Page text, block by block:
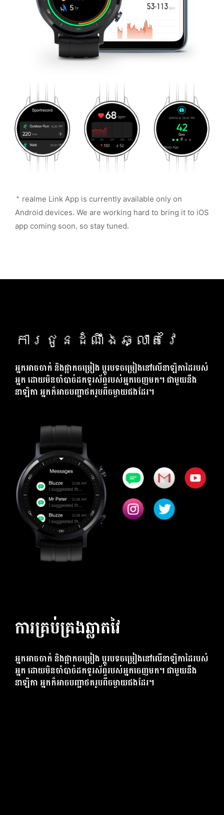
* realme Link App is currently available only on
Android devices. We are working hard to bring it to iOS
app coming soon, so stay tuned.
ការជូនដំណឹងឆ្លាតវៃ
អ្នកអាចចាក់ និងផ្អាកចម្រៀង ប្តូរបទចម្រៀងនៅលើនាឡិកាដៃរបស់
អ្នក ដោយមិនចាំបាច់ដកទូរស័ព្ទរបស់អ្នកចេញមក។ ជាមួយនឹង
នាឡិកា អ្នកក៏អាចបញ្ជាថតរូបពីចម្ងាយផងដែរ។
ការគ្រប់គ្រងឆ្លាតវៃ
អ្នកអាចចាក់ និងផ្អាកចម្រៀង ប្តូរបទចម្រៀងនៅលើនាឡិកាដៃរបស់
អ្នក ដោយមិនចាំបាច់ដកទូរស័ព្ទរបស់អ្នកចេញមក។ ជាមួយនឹង
នាឡិកា អ្នកក៏អាចបញ្ជាថតរូបពីចម្ងាយផងដែរ។